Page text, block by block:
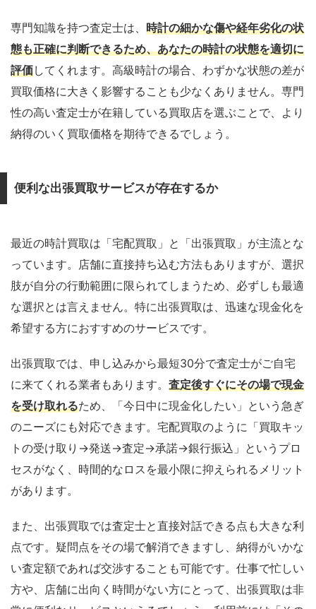
専門知識を持つ査定士は、 時計の細かな傷や経年劣化の状
態も正確に判断できるため、あなたの時計の状態を適切に
評価してくれます。高級時計の場合、わずかな状態の差が
買取価格に大きく影響することも少なくありません。専門
性の高い査定士が在籍している買取店を選ぶことで、より
納得のいく買取価格を期待できるでしょう。
便利な出張買取サービスが存在するか
最近の時計買取は「宅配買取」と「出張買取」が主流とな
っています。店舗に直接持ち込む方法もありますが、選択
肢が自分の行動範囲に限られてしまうため、必ずしも最適
な選択とは言えません。特に出張買取は、迅速な現金化を
希望する方におすすめのサービスです。
出張買取では、申し込みから最短30分で査定士がご自宅
に来てくれる業者もあります。 査定後すぐにその場で現金
を受け取れるため、「今日中に現金化したい」という急ぎ
のニーズにも対応できます。宅配買取のように「買取キッ
トの受け取り→発送→査定→承諾→銀行振込」というプロ
セスがなく、時間的なロスを最小限に抑えられるメリット
があります。
また、出張買取では査定士と直接対話できる点も大きな利
点です。疑問点をその場で解消できますし、納得がいかな
い査定額であれば交渉することも可能です。仕事で忙しい
方や、店舗に出向く時間がない方にとって、出張買取は非